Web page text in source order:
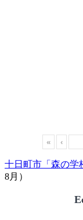
« ‹
十日町市「森の学
8月）